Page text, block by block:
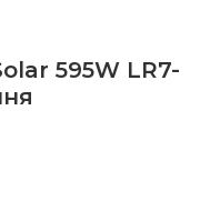
595W LR7-